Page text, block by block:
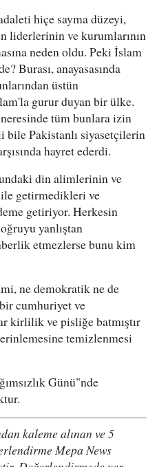
hiçe sayma düzeyi,
liderlerinin ve kurumlarının
neden oldu. Peki İslam
Burası, anayasasında
üstün
gurur duyan bir ülke.
tüm bunlara izin
bile Pakistanlı siyasetçilerin
hayret ederdi.
din alimlerinin ve
getirmedikleri ve
getiriyor. Herkesin
yanlıştan
etmezlerse bunu kim
ne demokratik ne de
cumhuriyet ve
kirlilik ve pisliğe batmıştır
temizlenmesi
Günü"nde
kaleme alınan ve 5
Mepa News